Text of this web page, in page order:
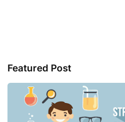
Featured Post